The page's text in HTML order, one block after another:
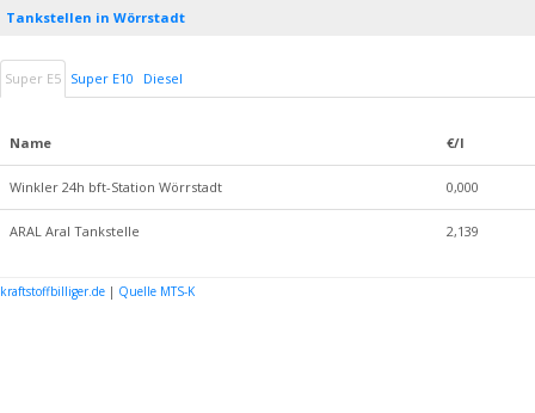
Tankstellen in Wörrstadt
Super E5 Super E10 Diesel
Name €/l
Winkler 24h bft-Station Wörrstadt 0,000
ARAL Aral Tankstelle 2,139
kraftstoffbilliger.de | Quelle MTS-K